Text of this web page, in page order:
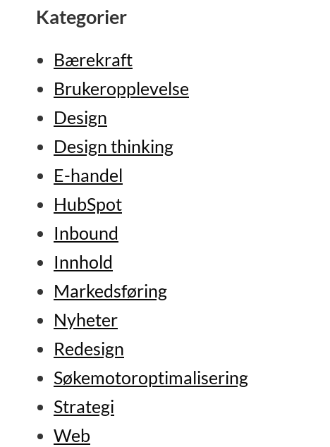
Kategorier
Bærekraft
Brukeropplevelse
Design
Design thinking
E-handel
HubSpot
Inbound
Innhold
Markedsføring
Nyheter
Redesign
Søkemotoroptimalisering
Strategi
Web